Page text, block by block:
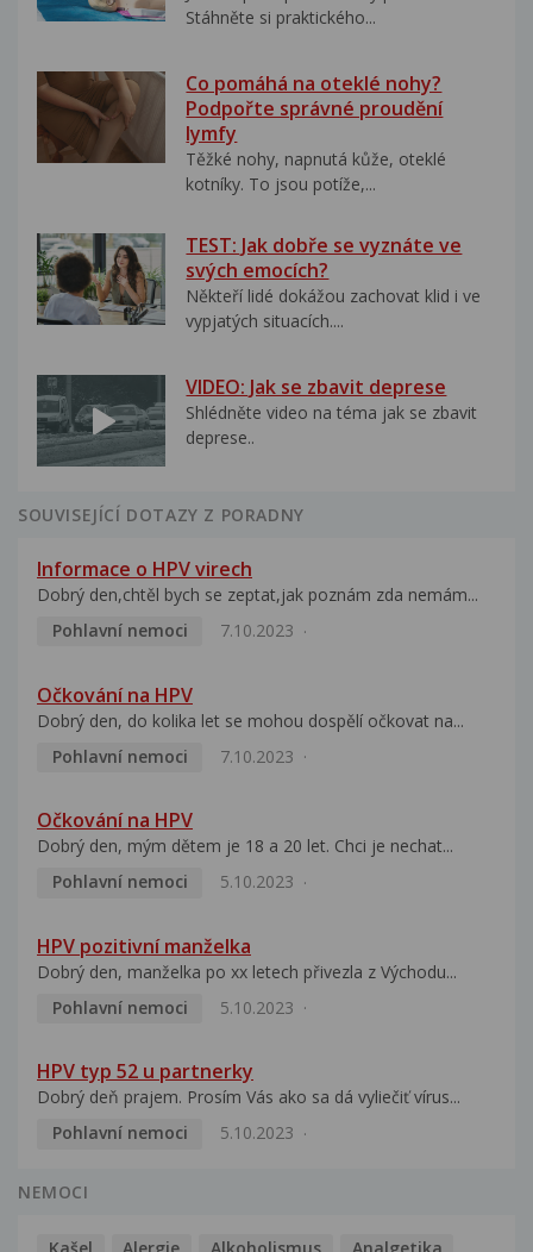
Stáhněte si praktického...
Co pomáhá na oteklé nohy?
Podpořte správné proudění
lymfy
Těžké nohy, napnutá kůže, oteklé
kotníky. To jsou potíže,...
TEST: Jak dobře se vyznáte ve
svých emocích?
Někteří lidé dokážou zachovat klid i ve
vypjatých situacích....
VIDEO: Jak se zbavit deprese
Shlédněte video na téma jak se zbavit
deprese..
SOUVISEJÍCÍ DOTAZY Z PORADNY
Informace o HPV virech
Dobrý den,chtěl bych se zeptat,jak poznám zda nemám...
Pohlavní nemoci
7.10.2023
Očkování na HPV
Dobrý den, do kolika let se mohou dospělí očkovat na...
Pohlavní nemoci
7.10.2023
Očkování na HPV
Dobrý den, mým dětem je 18 a 20 let. Chci je nechat...
Pohlavní nemoci
5.10.2023
HPV pozitivní manželka
Dobrý den, manželka po xx letech přivezla z Východu...
Pohlavní nemoci
5.10.2023
HPV typ 52 u partnerky
Dobrý deň prajem. Prosím Vás ako sa dá vyliečiť vírus...
Pohlavní nemoci
5.10.2023
NEMOCI
Kašel Alergie Alkoholismus
Analgetika